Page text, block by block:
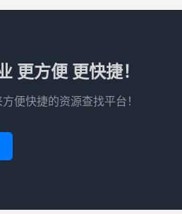
更方便 更快捷！
便快捷的资源查找平台！